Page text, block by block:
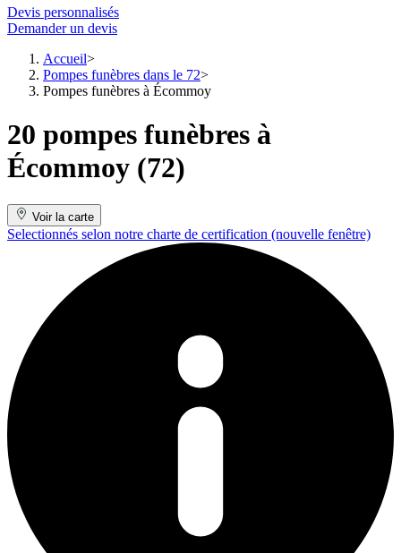
Devis personnalisés
Demander un devis
Accueil
Pompes funèbres dans le 72
Pompes funèbres à Écommoy
20 pompes funèbres à
Écommoy (72)
Voir la carte
Selectionnés selon notre charte de certification (nouvelle fenêtre)